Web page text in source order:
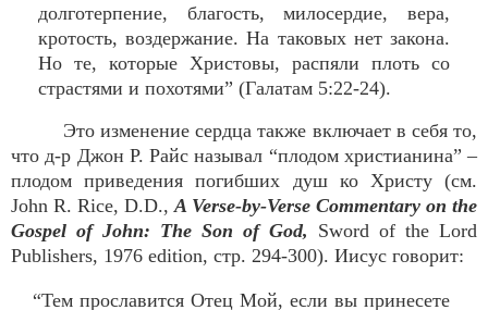
долготерпение, благость, милосердие, вера,
кротость, воздержание. На таковых нет закона.
Но те, которые Христовы, распяли плоть со
страстями и похотями” (Галатам 5:22-24).
Это изменение сердца также включает в себя то,
что д-р Джон Р. Райс называл “плодом христианина” –
плодом приведения погибших душ ко Христу (см.
John R. Rice, D.D.,A Verse-by-Verse Commentary on the
Gospel of John: The Son of God, Sword of the Lord
Publishers, 1976 edition, стр. 294-300). Иисус говорит:
“Тем прославится Отец Мой, если вы принесете